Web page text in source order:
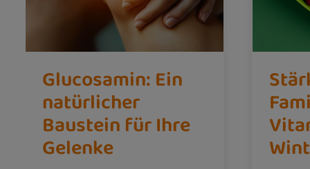
Glucosamin: Ein
natürlicher
Baustein für Ihre
Gelenke